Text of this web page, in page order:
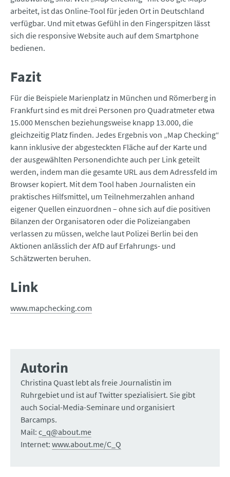
arbeitet, ist das Online-Tool für jeden Ort in Deutschland
verfügbar. Und mit etwas Gefühl in den Fingerspitzen lässt
sich die responsive Website auch auf dem Smartphone
bedienen.
Fazit
Für die Beispiele Marienplatz in München und Römerberg in
Frankfurt sind es mit drei Personen pro Quadratmeter etwa
15.000 Menschen beziehungsweise knapp 13.000, die
gleichzeitig Platz finden. Jedes Ergebnis von „Map Checking“
kann inklusive der abgesteckten Fläche auf der Karte und
der ausgewählten Personendichte auch per Link geteilt
werden, indem man die gesamte URL aus dem Adressfeld im
Browser kopiert. Mit dem Tool haben Journalisten ein
praktisches Hilfsmittel, um Teilnehmerzahlen anhand
eigener Quellen einzuordnen – ohne sich auf die positiven
Bilanzen der Organisatoren oder die Polizeiangaben
verlassen zu müssen, welche laut Polizei Berlin bei den
Aktionen anlässlich der AfD auf Erfahrungs- und
Schätzwerten beruhen.
Link
www.mapchecking.com
Autorin
Christina Quast lebt als freie Journalistin im
Ruhrgebiet und ist auf Twitter spezialisiert. Sie gibt
auch Social-Media-Seminare und organisiert
Barcamps.
Mail: c_q@about.me
Internet: www.about.me/C_Q